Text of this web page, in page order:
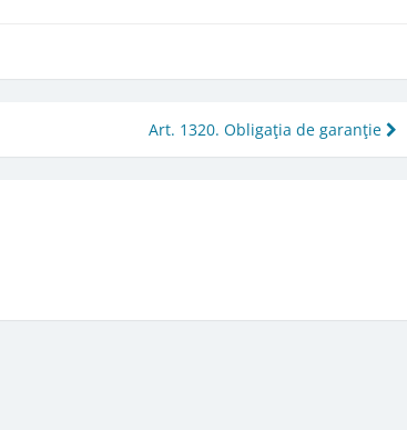
Art. 1320. Obligaţia de garanţie